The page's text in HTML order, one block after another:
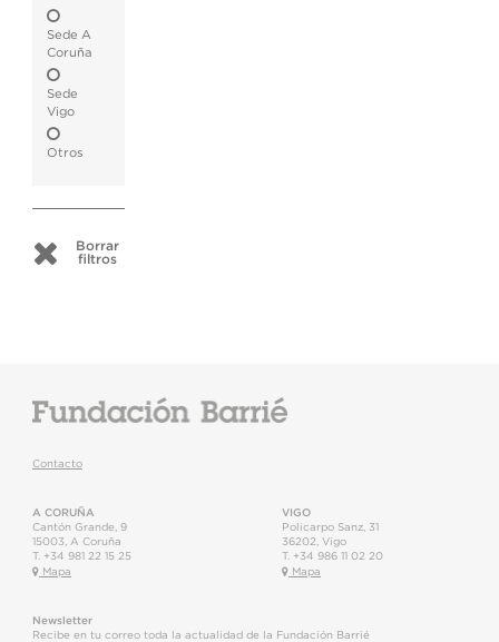
Sede A
Coruña
Sede
Vigo
Otros
Borrar
filtros
Contacto
A CORUÑA
Cantón Grande, 9
15003
A Coruña
T. +34 981 22 15 25
Mapa
VIGO
Policarpo Sanz, 31
36202 Vigo
T. +34 986 11 02 20
Mapa
Newsletter
Recibe en tu correo toda la actualidad de la Fundación Barrié